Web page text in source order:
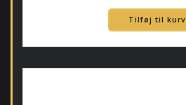
Tilføj til kurv